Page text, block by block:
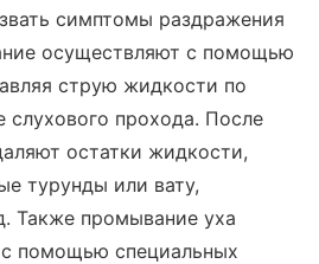
симптомы раздражения
осуществляют с помощью
струю жидкости по
слухового прохода. После
остатки жидкости,
турунды или вату,
Также промывание уха
помощью специальных